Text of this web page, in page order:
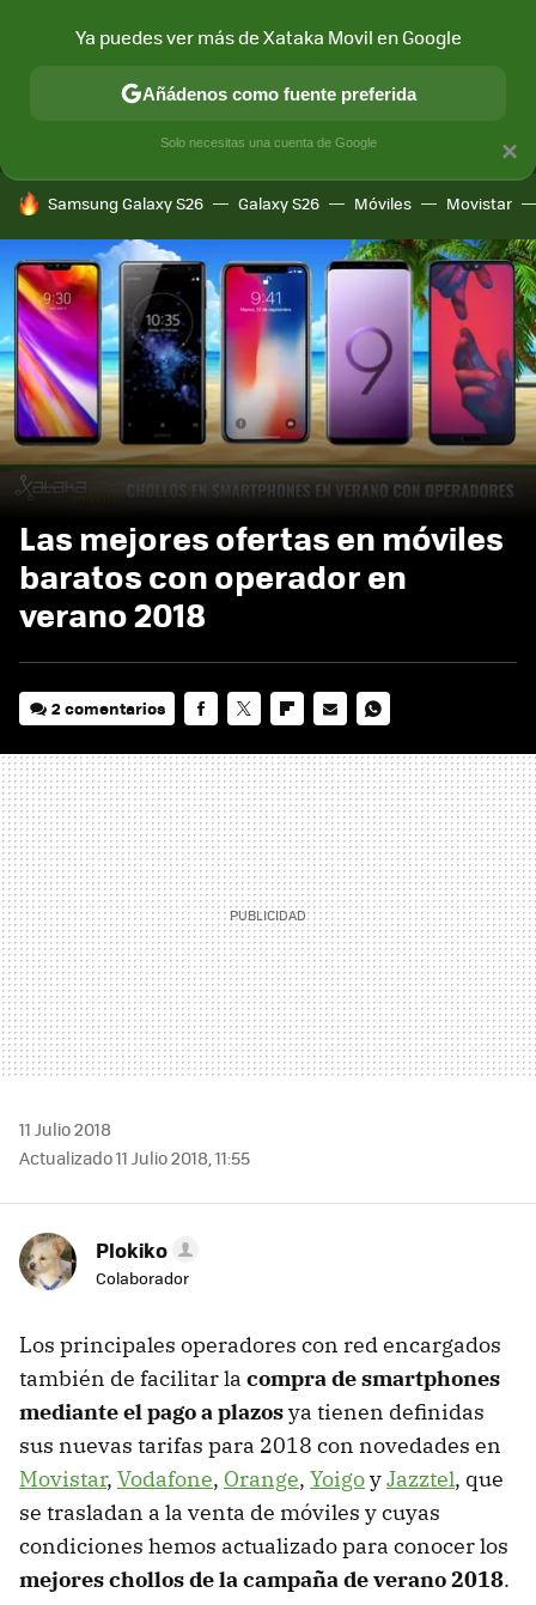
MÓVIL Y SOCIEDAD APLICACIONES
HOY SE HABLA DE
Samsung Galaxy S26 Galaxy S26 Móviles Movistar
Las mejores ofertas en móviles
baratos con operador en
verano 2018
2 comentarios
MAIL
11 Julio 2018
Actualizado 11 Julio 2018, 11:55
Plokiko
Colaborador
Los principales operadores con red encargados
también de facilitar la compra de smartphones
mediante el pago a plazosya tienen definidas
sus nuevas tarifas para 2018 con novedades en
Movistar, Vodafone, Orange, YoigoyJazztel, que
se trasladan a la venta de móviles y cuyas
condiciones hemos actualizado para conocer los
mejores chollos de la campaña de verano 2018.
×
Ya puedes ver más de Xataka Movil en Google
Añádenos como fuente preferida
Solo necesitas una cuenta de Google